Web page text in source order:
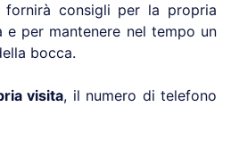
consigli per la propria
e per mantenere nel tempo un
bocca.
visita, il numero di telefono